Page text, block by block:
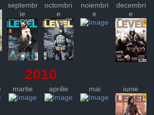
septembr
ie
octombri
e
noiembri
e
decembri
e
2010
martie aprilie mai iunie